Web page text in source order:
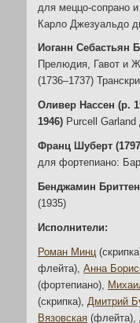
для меццо-сопрано
Карло Джезуальдо
Иоганн Себастьян
Прелюдия, Гавот и
(1736–1737)
Оливер Нассен (р.
1946) Purcell
Франц Шуберт
для фортепиано:
Бенджамин Бриттен
(1935)
Исполнители:
Роман Минц
флейта), Анна
(фортепиано),
(скрипка), Дмитрий
Вязовская (флейта),